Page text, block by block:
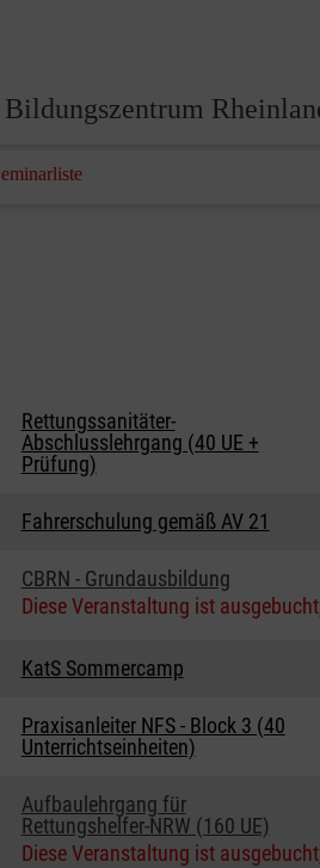
Rettungssanitäter-
Abschlusslehrgang (40 UE +
Prüfung)
Fahrerschulung gemäß AV 21
CBRN - Grundausbildung
Diese Veranstaltung ist
KatS Sommercamp
Praxisanleiter NFS - Block 3 (40
Unterrichtseinheiten)
Aufbaulehrgang für
Rettungshelfer-NRW (160 UE)
Diese Veranstaltung ist